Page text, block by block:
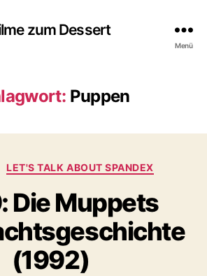
zum Dessert
Menü
Puppen
Kategorien
LET'S TALK ABOUT SPANDEX
Die Muppets
(1992)